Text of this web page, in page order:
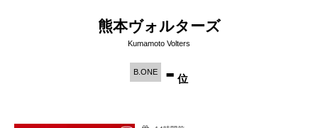
熊本ヴォルターズ
Kumamoto Volters
B.ONE - 位